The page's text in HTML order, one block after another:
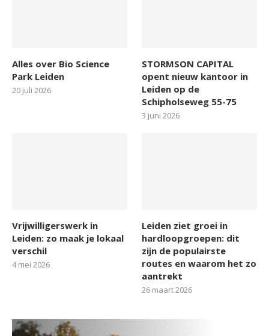
Alles over Bio Science
Park Leiden
20 juli 2026
STORMSON CAPITAL
opent nieuw kantoor in
Leiden op de
Schipholseweg 55-75
3 juni 2026
Vrijwilligerswerk in
Leiden: zo maak je lokaal
verschil
4 mei 2026
Leiden ziet groei in
hardloopgroepen: dit
zijn de populairste
routes en waarom het zo
aantrekt
26 maart 2026